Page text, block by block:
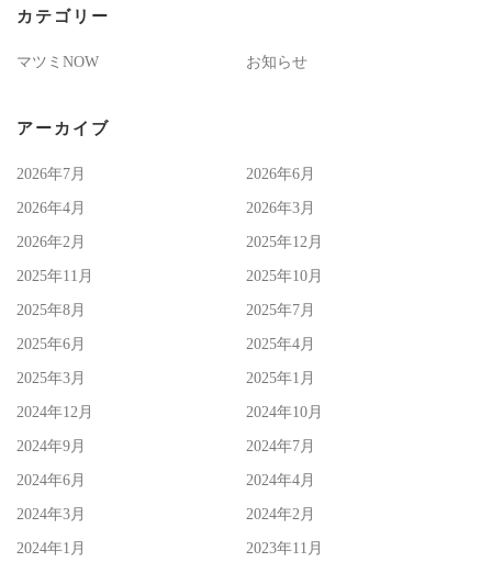
カテゴリー
マツミNOW お知らせ
アーカイブ
2026年7月 2026年6月
2026年4月 2026年3月
2026年2月 2025年12月
2025年11月 2025年10月
2025年8月 2025年7月
2025年6月 2025年4月
2025年3月 2025年1月
2024年12月 2024年10月
2024年9月 2024年7月
2024年6月 2024年4月
2024年3月 2024年2月
2024年1月 2023年11月